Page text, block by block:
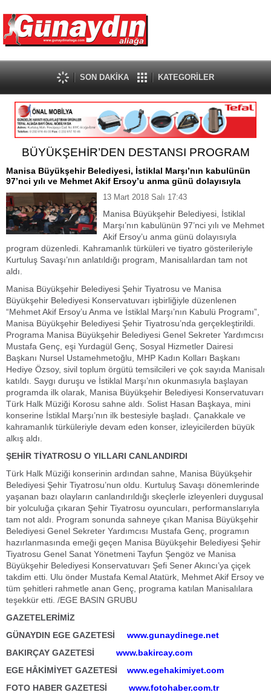
SON DAKİKA KATEGORİLER
BÜYÜKŞEHİR’DEN DESTANSI PROGRAM
Manisa Büyükşehir Belediyesi, İstiklal Marşı’nın kabulünün
97’nci yılı ve Mehmet Akif Ersoy’u anma günü dolayısıyla
13 Mart 2018 Salı 17:43
Manisa Büyükşehir Belediyesi, İstiklal
Marşı’nın kabulünün 97’nci yılı ve Mehmet
Akif Ersoy’u anma günü dolayısıyla
program düzenledi. Kahramanlık türküleri ve tiyatro gösterileriyle
Kurtuluş Savaşı’nın anlatıldığı program, Manisalılardan tam not
aldı.
Manisa Büyükşehir Belediyesi Şehir Tiyatrosu ve Manisa
Büyükşehir Belediyesi Konservatuvarı işbirliğiyle düzenlenen
“Mehmet Akif Ersoy’u Anma ve İstiklal Marşı’nın Kabulü Programı”,
Manisa Büyükşehir Belediyesi Şehir Tiyatrosu’nda gerçekleştirildi.
Programa Manisa Büyükşehir Belediyesi Genel Sekreter Yardımcısı
Mustafa Genç, eşi Yurdagül Genç, Sosyal Hizmetler Dairesi
Başkanı Nursel Ustamehmetoğlu, MHP Kadın Kolları Başkanı
Hediye Özsoy, sivil toplum örgütü temsilcileri ve çok sayıda Manisalı
katıldı. Saygı duruşu ve İstiklal Marşı’nın okunmasıyla başlayan
programda ilk olarak, Manisa Büyükşehir Belediyesi Konservatuvarı
Türk Halk Müziği Korosu sahne aldı. Solist Hasan Başkaya, mini
konserine İstiklal Marşı’nın ilk bestesiyle başladı. Çanakkale ve
kahramanlık türküleriyle devam eden konser, izleyicilerden büyük
alkış aldı.
ŞEHİR TİYATROSU O YILLARI CANLANDIRDI
Türk Halk Müziği konserinin ardından sahne, Manisa Büyükşehir
Belediyesi Şehir Tiyatrosu’nun oldu. Kurtuluş Savaşı dönemlerinde
yaşanan bazı olayların canlandırıldığı skeçlerle izleyenleri duygusal
bir yolculuğa çıkaran Şehir Tiyatrosu oyuncuları, performanslarıyla
tam not aldı. Program sonunda sahneye çıkan Manisa Büyükşehir
Belediyesi Genel Sekreter Yardımcısı Mustafa Genç, programın
hazırlanmasında emeği geçen Manisa Büyükşehir Belediyesi Şehir
Tiyatrosu Genel Sanat Yönetmeni Tayfun Şengöz ve Manisa
Büyükşehir Belediyesi Konservatuvarı Şefi Sener Akıncı’ya çiçek
takdim etti. Ulu önder Mustafa Kemal Atatürk, Mehmet Akif Ersoy ve
tüm şehitleri rahmetle anan Genç, programa katılan Manisalılara
teşekkür etti. /EGE BASIN GRUBU
GAZETELERİMİZ
GÜNAYDIN EGE GAZETESİ www.gunaydinege.net
BAKIRÇAY GAZETESİ www.bakircay.com
EGE HÂKİMİYET GAZETESİ www.egehakimiyet.com
FOTO HABER GAZETESİ www.fotohaber.com.tr